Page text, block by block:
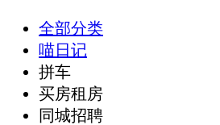
全部分类
喵日记
拼车
买房租房
同城招聘